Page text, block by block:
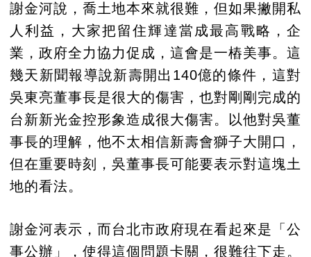
謝金河說，喬土地本來就很難，但如果撇開私
人利益，大家把留住輝達當成最高戰略，企
業，政府全力協力促成，這會是一樁美事。這
幾天新聞報導說新壽開出140億的條件，這對
吳東亮董事長是很大的傷害，也對剛剛完成的
台新新光金控形象造成很大傷害。以他對吳董
事長的理解，他不太相信新壽會獅子大開口，
但在重要時刻，吳董事長可能要表示對這塊土
地的看法。
謝金河表示，而台北市政府現在看起來是「公
事公辦」，使得這個問題卡關，很難往下走。